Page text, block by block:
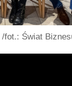
/fot.: Świat